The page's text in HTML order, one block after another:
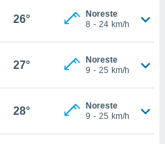
26°
Noreste
8 - 24 km/h
27°
Noreste
9 - 25 km/h
28°
Noreste
9 - 25 km/h